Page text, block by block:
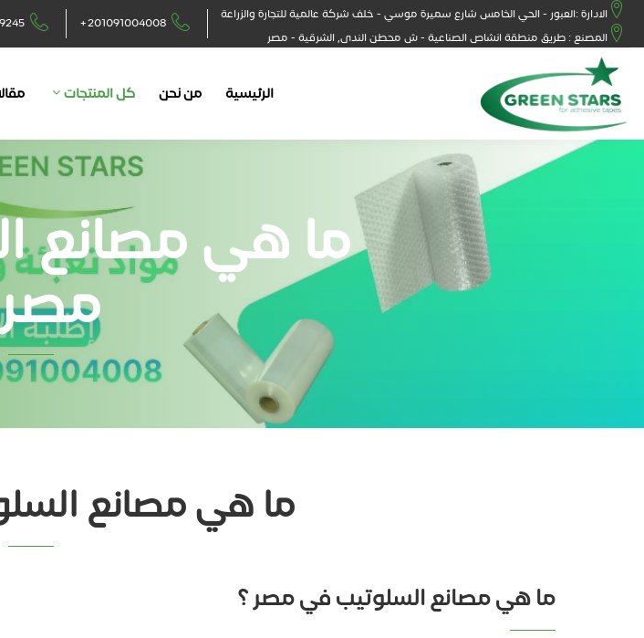
الادارة :العبور - الحي الخامس شارع سميرة موسي - خلف شركة عالمية للتجارة والزراعة
المصنع : طريق منطقة انشاص الصناعية - ش محطن الندى, الشرقية - مصر
+201091004008
الرئيسية من نحن كل المنتجات
ما هي مصانع
ما هي مصانع
ما هي مصانع السلوتيب في مصر ؟